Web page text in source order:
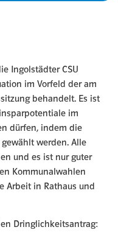
Ingolstädter CSU
im Vorfeld der am
behandelt. Es ist
im
dürfen, indem die
werden. Alle
und es ist nur guter
Kommunalwahlen
Arbeit in Rathaus und
Dringlichkeitsantrag: